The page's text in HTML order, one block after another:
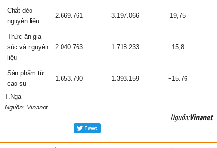
Chất dẻo
nguyên liệu
2.669.761 3.197.066 -19,75
Thức ăn gia
súc và nguyên
liệu
2.040.763 1.718.233 +15,8
Sản phẩm từ
cao su
1.653.790 1.393.159 +15,76
T.Nga
Nguồn: Vinanet
Nguồn:Vinanet
Tweet